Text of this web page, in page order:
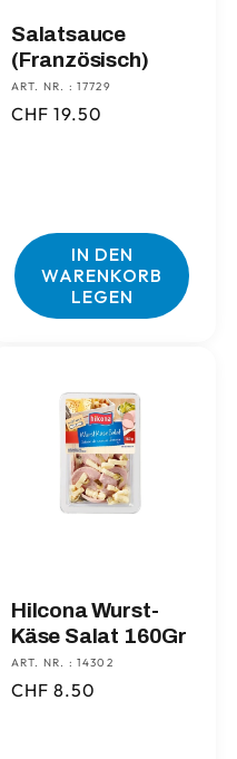
Salatsauce
(Französisch)
ART. NR. : 17729
Normaler
CHF 19.50
IN DEN
WARENKORB
LEGEN
Hilcona Wurst-
Käse Salat 160Gr
ART. NR. : 14302
Normaler
CHF 8.50